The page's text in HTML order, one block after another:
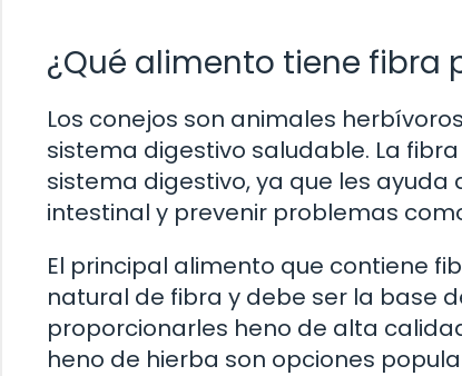
¿Qué alimento tiene fibra
Los conejos son animales
sistema digestivo saludable. La
sistema digestivo, ya que les
intestinal y prevenir problemas
El principal alimento que contiene
natural de fibra y debe ser la base
proporcionarles heno de alta
heno de hierba son opciones